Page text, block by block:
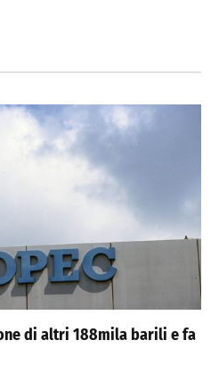
di altri 188mila barili e fa